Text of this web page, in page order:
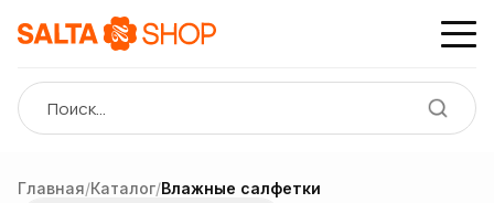
Главная/Каталог/Влажные салфетки